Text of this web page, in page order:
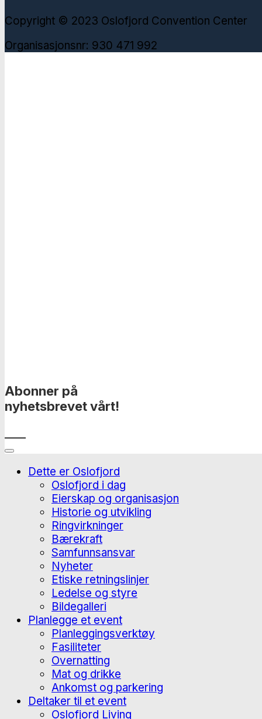
Copyright © 2023 Oslofjord Convention Center
Organisasjonsnr: 930 471 992
Abonner på
nyhetsbrevet vårt!
Dette er Oslofjord
Oslofjord i dag
Eierskap og organisasjon
Historie og utvikling
Ringvirkninger
Bærekraft
Samfunnsansvar
Nyheter
Etiske retningslinjer
Ledelse og styre
Bildegalleri
Planlegge et event
Planleggingsverktøy
Fasiliteter
Overnatting
Mat og drikke
Ankomst og parkering
Deltaker til et event
Oslofjord Living